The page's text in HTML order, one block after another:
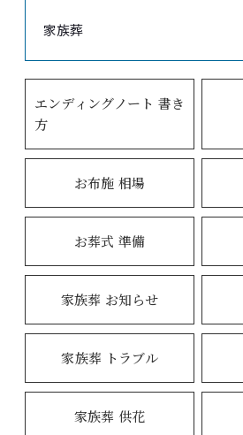
家族葬
エンディングノート 書き
方
お布施 相場
お葬式 準備
家族葬 お知らせ
家族葬 トラブル
家族葬 供花